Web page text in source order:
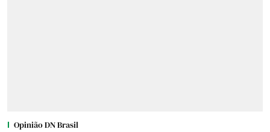
Opinião DN Brasil